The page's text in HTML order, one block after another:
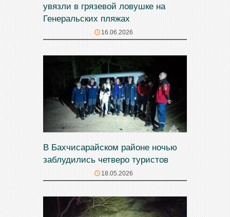
увязли в грязевой ловушке на
Генеральских пляжах
16.06.2026
В Бахчисарайском районе ночью
заблудились четверо туристов
18.05.2026